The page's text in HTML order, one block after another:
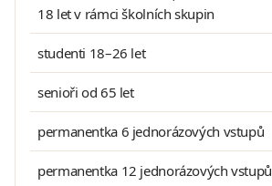
18 let v rámci školních skupin
studenti 18–26 let
senioři od 65 let
permanentka 6 jednorázových vstupů
permanentka 12 jednorázových vstupů